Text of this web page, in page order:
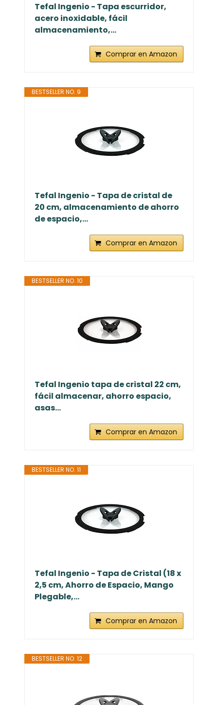
Tefal Ingenio - Tapa escurridor,
acero inoxidable, fácil
almacenamiento,...
Comprar en Amazon
BESTSELLER NO. 9
Tefal Ingenio - Tapa de cristal de
20 cm, almacenamiento de ahorro
de espacio,...
Comprar en Amazon
BESTSELLER NO. 10
Tefal Ingenio tapa de cristal 22 cm,
fácil almacenar, ahorro espacio,
asas...
Comprar en Amazon
BESTSELLER NO. 11
Tefal Ingenio - Tapa de Cristal (18 x
2,5 cm, Ahorro de Espacio, Mango
Plegable,...
Comprar en Amazon
BESTSELLER NO. 12